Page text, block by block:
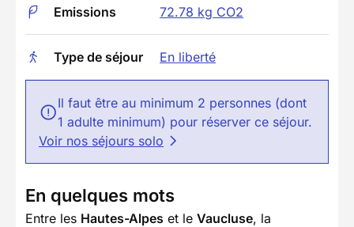
Emissions 72.78 kg CO2
Type de séjour En liberté
Il faut être au minimum 2 personnes (dont
1 adulte minimum) pour réserver ce séjour.
Voir nos séjours solo
En quelques mots
Entre les Hautes-Alpes et le Vaucluse, la